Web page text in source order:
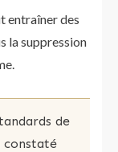
entraîner des
la suppression
de
constaté